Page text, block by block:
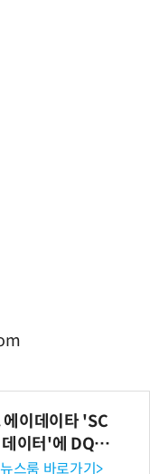
에이데이타 'SC
이터'에 DQ인
수여
스룸 바로가기>